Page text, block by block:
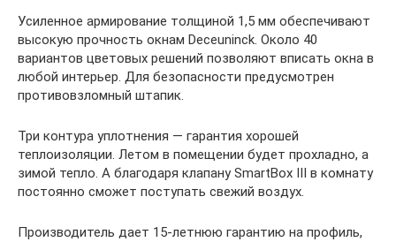
Усиленное армирование толщиной 1,5 мм обеспечивают
высокую прочность окнам Deceuninck. Около 40
вариантов цветовых решений позволяют вписать окна в
любой интерьер. Для безопасности предусмотрен
противовзломный штапик.
Три контура уплотнения — гарантия хорошей
теплоизоляции. Летом в помещении будет прохладно, а
зимой тепло. А благодаря клапану SmartBox III в комнату
постоянно сможет поступать свежий воздух.
Производитель дает 15-летнюю гарантию на профиль,